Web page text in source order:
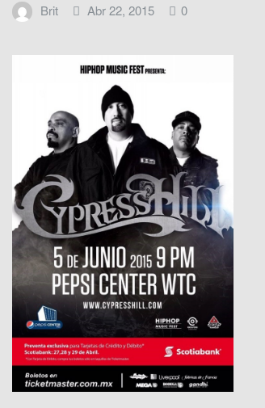
Brit Abr 22, 2015 0